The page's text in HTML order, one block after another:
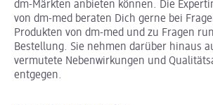
dm-Märkten anbieten können. Die
von dm-med beraten Dich gerne bei
Produkten von dm-med und zu Fragen
Bestellung. Sie nehmen darüber hinaus
vermutete Nebenwirkungen und
entgegen.